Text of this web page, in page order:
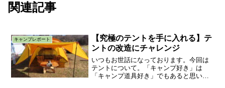
関連記事
キャンプレポート
【究極のテントを手に入れる】テ
ントの改造にチャレンジ
いつもお世話になっております。今回は
テントについて。「キャンプ好き」は
「キャンプ道具好き」でもあると思いま